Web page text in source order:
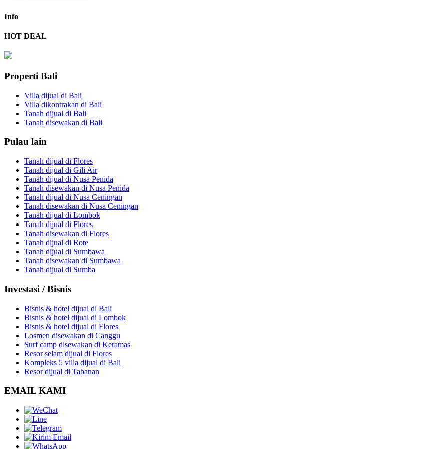
Info
HOT DEAL
Properti Bali
Villa dijual di Bali
Villa dikontrakan di Bali
Tanah dijual di Bali
Tanah disewakan di Bali
Pulau lain
Tanah dijual di Flores
Tanah dijual di Gili Air
Tanah dijual di Nusa Penida
Tanah disewakan di Nusa Penida
Tanah dijual di Nusa Ceningan
Tanah disewakan di Nusa Ceningan
Tanah dijual di Lombok
Tanah dijual di Flores
Tanah disewakan di Flores
Tanah dijual di Rote
Tanah dijual di Sumbawa
Tanah disewakan di Sumbawa
Tanah dijual di Sumba
Investasi / Bisnis
Bisnis & hotel dijual di Bali
Bisnis & hotel dijual di Lombok
Bisnis & hotel dijual di Flores
Losmen disewakan di Canggu
Surf camp disewakan di Keramas
Resor selam dijual di Flores
Kompleks 5 villa dijual di Bali
Resor dijual di Tabanan
EMAIL KAMI